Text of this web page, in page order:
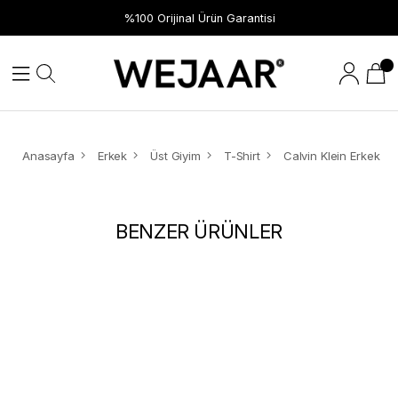
%100 Orijinal Ürün Garantisi
Anasayfa Erkek Üst Giyim T-Shirt
BENZER ÜRÜNLER